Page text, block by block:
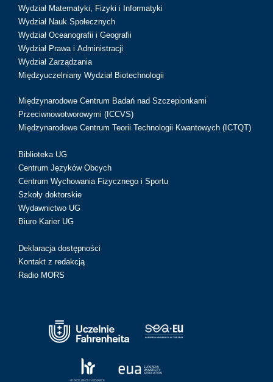
Wydział Matematyki, Fizyki i Informatyki
Wydział Nauk Społecznych
Wydział Oceanografii i Geografii
Wydział Prawa i Administracji
Wydział Zarządzania
Międzyuczelniany Wydział Biotechnologii
Międzynarodowe Centrum Badań nad Szczepionkami
Przeciwnowotworowymi (ICCVS)
Międzynarodowe Centrum Teorii Technologii Kwantowych (ICTQT)
Biblioteka UG
Centrum Języków Obcych
Centrum Wychowania Fizycznego i Sportu
Szkoły doktorskie
Wydawnictwo UG
Biuro Karier UG
Deklaracja dostępności
Kontakt z redakcją
Radio MORS